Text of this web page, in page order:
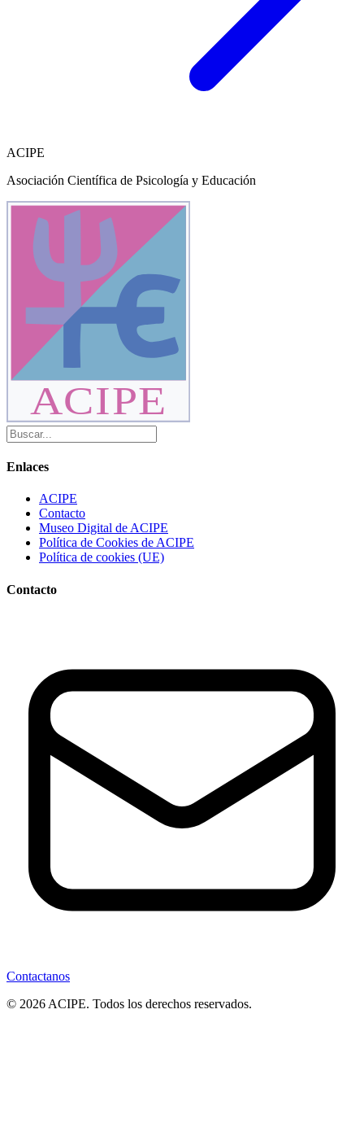
ACIPE
Asociación Científica de Psicología y Educación
ACIPE
Enlaces
ACIPE
Contacto
Museo Digital de ACIPE
Política de Cookies de ACIPE
Política de cookies (UE)
Contacto
Contactanos
© 2026 ACIPE. Todos los derechos reservados.